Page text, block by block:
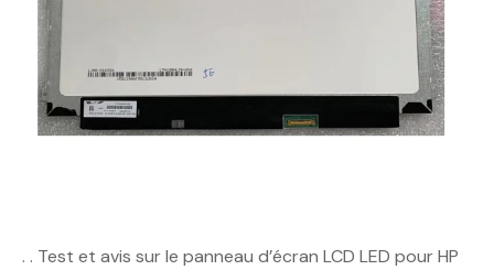
. . Test et avis sur le panneau d’écran LCD LED pour HP